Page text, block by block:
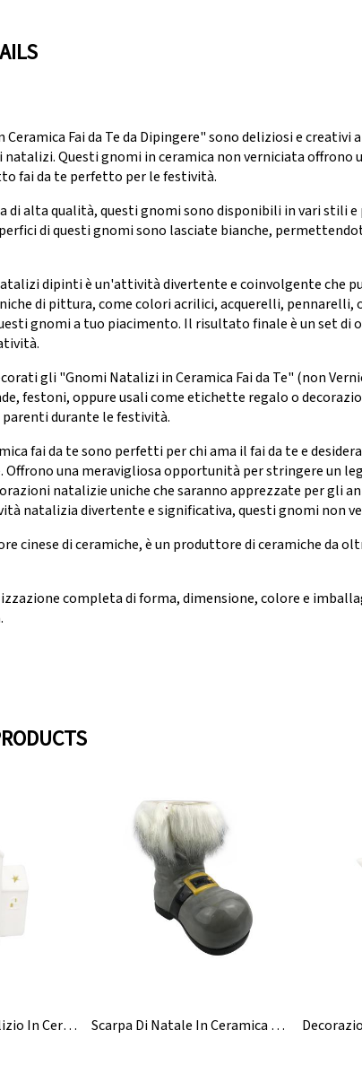
Fai da Te da Dipingere" sono deliziosi e
Questi gnomi in ceramica non verniciata offrono
fai da te perfetto per le festività.
di alta qualità, questi gnomi sono disponibili in vari stili
di questi gnomi sono lasciate bianche,
dipinti è un'attività divertente e coinvolgente che
di pittura, come colori acrilici, acquerelli,
gnomi a tuo piacimento. Il risultato finale è un set
gli "Gnomi Natalizi in Ceramica Fai da Te" (non
festoni, oppure usali come etichette regalo o
durante le festività.
fai da te sono perfetti per chi ama il fai da te e
Offrono una meravigliosa opportunità per stringere un
natalizie uniche che saranno apprezzate per gli
natalizia divertente e significativa, questi gnomi non
cinese di ceramiche, è un produttore di ceramiche da
completa di forma, dimensione, colore e
Portacandele Natalizio In Ceramica Lighthouse House Scarpa Di Natale In Ceramica Per La Decorazione Della Casa